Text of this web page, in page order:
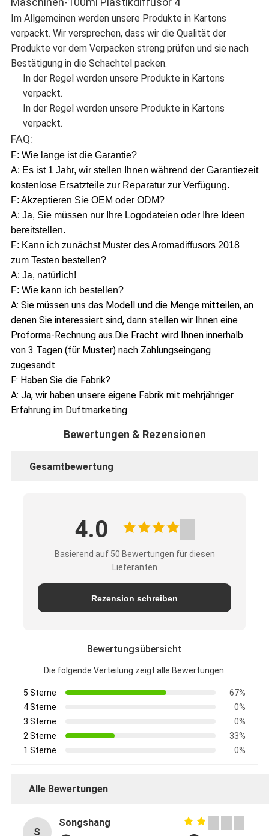
Im Allgemeinen werden unsere Produkte in Kartons
verpackt. Wir versprechen, dass wir die Qualität der
Produkte vor dem Verpacken streng prüfen und sie nach
Bestätigung in die Schachtel packen.
In der Regel werden unsere Produkte in Kartons
verpackt.
In der Regel werden unsere Produkte in Kartons
verpackt.
FAQ:
F: Wie lange ist die Garantie?
A: Es ist 1 Jahr, wir stellen Ihnen während der Garantiezeit
kostenlose Ersatzteile zur Reparatur zur Verfügung.
F: Akzeptieren Sie OEM oder ODM?
A: Ja, Sie müssen nur Ihre Logodateien oder Ihre Ideen
bereitstellen.
F: Kann ich zunächst Muster des Aromadiffusors 2018
zum Testen bestellen?
A: Ja, natürlich!
F: Wie kann ich bestellen?
A: Sie müssen uns das Modell und die Menge mitteilen, an
denen Sie interessiert sind, dann stellen wir Ihnen eine
Proforma-Rechnung aus.Die Fracht wird Ihnen innerhalb
von 3 Tagen (für Muster) nach Zahlungseingang
zugesandt.
F: Haben Sie die Fabrik?
A: Ja, wir haben unsere eigene Fabrik mit mehrjähriger
Erfahrung im Duftmarketing.
Bewertungen & Rezensionen
Gesamtbewertung
4.0
Basierend auf 50 Bewertungen für diesen
Lieferanten
Rezension schreiben
Bewertungsübersicht
Die folgende Verteilung zeigt alle Bewertungen.
5 Sterne
67%
4 Sterne
0%
3 Sterne
0%
2 Sterne
33%
1 Sterne
0%
Alle Bewertungen
S
Songshang